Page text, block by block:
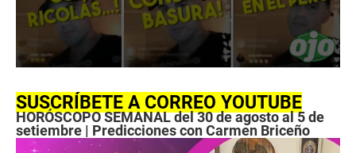
e
c
o
n
SUSCRÍBETE A CORREO YOUTUBE
HORÓSCOPO SEMANAL del 30 de agosto al 5 de
setiembre | Predicciones con Carmen Briceño